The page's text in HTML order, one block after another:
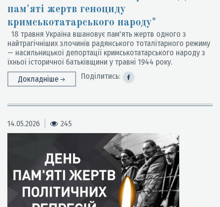
пам'яті жертв геноциду
кримськотатарського народу"
18 травня Україна вшановує пам'ять жертв одного з
найтрагічніших злочинів радянського тоталітарного режиму
— насильницької депортації кримськотатарського народу з
їхньої історичної батьківщини у травні 1944 року.
Докладніше
Поділитись:
14.05.2026 245